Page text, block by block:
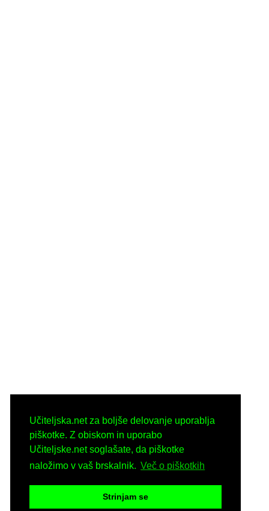
Učiteljska.net za boljše delovanje uporablja
piškotke. Z obiskom in uporabo
Učiteljske.net soglašate, da piškotke
naložimo v vaš brskalnik. Več o piškotkih
Strinjam se